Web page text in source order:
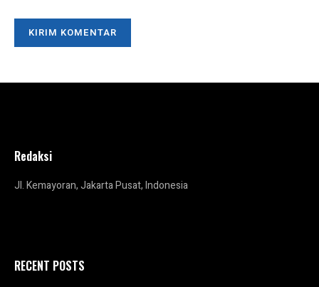
Redaksi
Jl. Kemayoran, Jakarta Pusat, Indonesia
RECENT POSTS